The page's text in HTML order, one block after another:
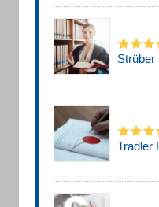
Strüber
Tradler